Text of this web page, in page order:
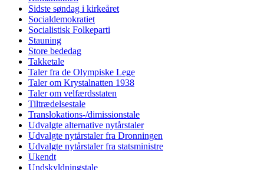
Sidste søndag i kirkeåret
Socialdemokratiet
Socialistisk Folkeparti
Stauning
Store bededag
Takketale
Taler fra de Olympiske Lege
Taler om Krystalnatten 1938
Taler om velfærdsstaten
Tiltrædelsestale
Translokations-/dimissionstale
Udvalgte alternative nytårstaler
Udvalgte nytårstaler fra Dronningen
Udvalgte nytårstaler fra statsministre
Ukendt
Undskyldningstale